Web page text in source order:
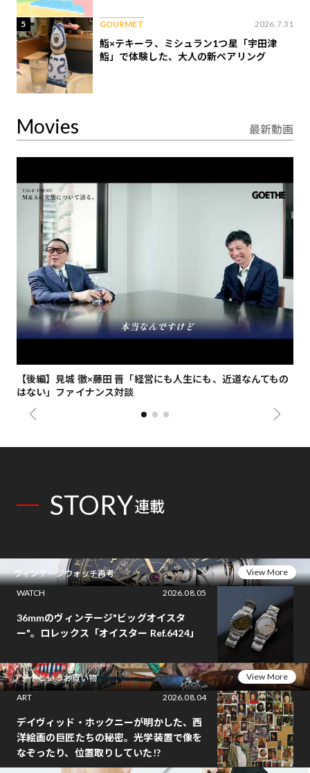
5 GOURMET 2026.7.31
鮨×テキーラ、ミシュラン1つ星「宇田津
鮨」で体験した、大人の新ペアリング
Movies 最新動画
【後編】見城 徹×藤田 晋「経営にも人生にも、近道なんてもの
はない」ファイナンス対談
STORY連載
ヴィンテージウォッチ再考
View More
WATCH
2026.08.05
36mmのヴィンテージ"ビッグオイスタ
ー"。ロレックス「オイスター Ref.6424」
アートというお買い物
View More
ART
2026.08.04
デイヴィッド・ホックニーが明かした、西
洋絵画の巨匠たちの秘密。光学装置で像を
なぞったり、位置取りしていた!?